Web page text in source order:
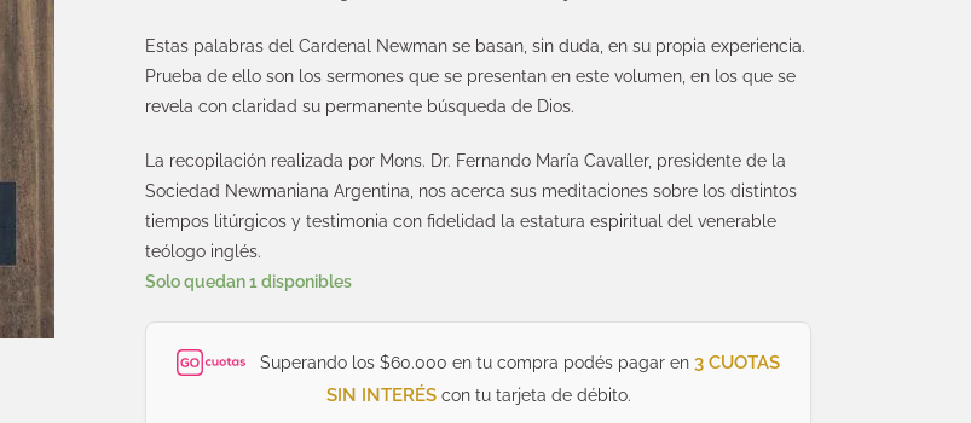
Estas palabras del Cardenal Newman se basan, sin duda, en su propia experiencia.
Prueba de ello son los sermones que se presentan en este volumen, en los que se
revela con claridad su permanente búsqueda de Dios.
La recopilación realizada por Mons. Dr. Fernando María Cavaller, presidente de la
Sociedad Newmaniana Argentina, nos acerca sus meditaciones sobre los distintos
tiempos litúrgicos y testimonia con fidelidad la estatura espiritual del venerable
teólogo inglés.
Solo quedan 1 disponibles
Superando los $60.000 en tu compra podés pagar en 3 CUOTAS
SIN INTERÉScon tu tarjeta de débito.